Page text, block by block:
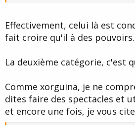
Effectivement, celui là est
fait croire qu'il à des pouvoirs.
La deuxième catégorie, c'est
Comme xorguina, je ne
dites faire des spectacles et
et encore une fois, je vous cite